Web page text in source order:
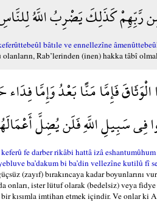
رَّبِّهِمْ كَذَلِكَ يَضْرِبُ اللَّهُ
bâtıle ve ennellezîne
Rab’lerinden (inen) hakka tâbî
فَإِمَّا مَنًّا بَعْدُ وَإِمَّا
فِي سَبِيلِ اللَّهِ فَلَن يُضِلَّ
fe darber rikâbi hattâ izâ eshantumûhum
ba’dakum bi ba’din vellezîne kutilû fî
(zayıf) bırakıncaya kadar boyunlarını
da onları, ister lütuf olarak (bedelsiz) veya
bir kısımla imtihan etmek içindir. Ve onlar